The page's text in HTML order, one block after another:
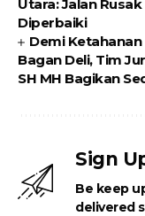
Utara: Jalan
Diperbaiki
Demi
Bagan Deli, Tim
SH MH Bagikan
Sign
Be keep
delivered